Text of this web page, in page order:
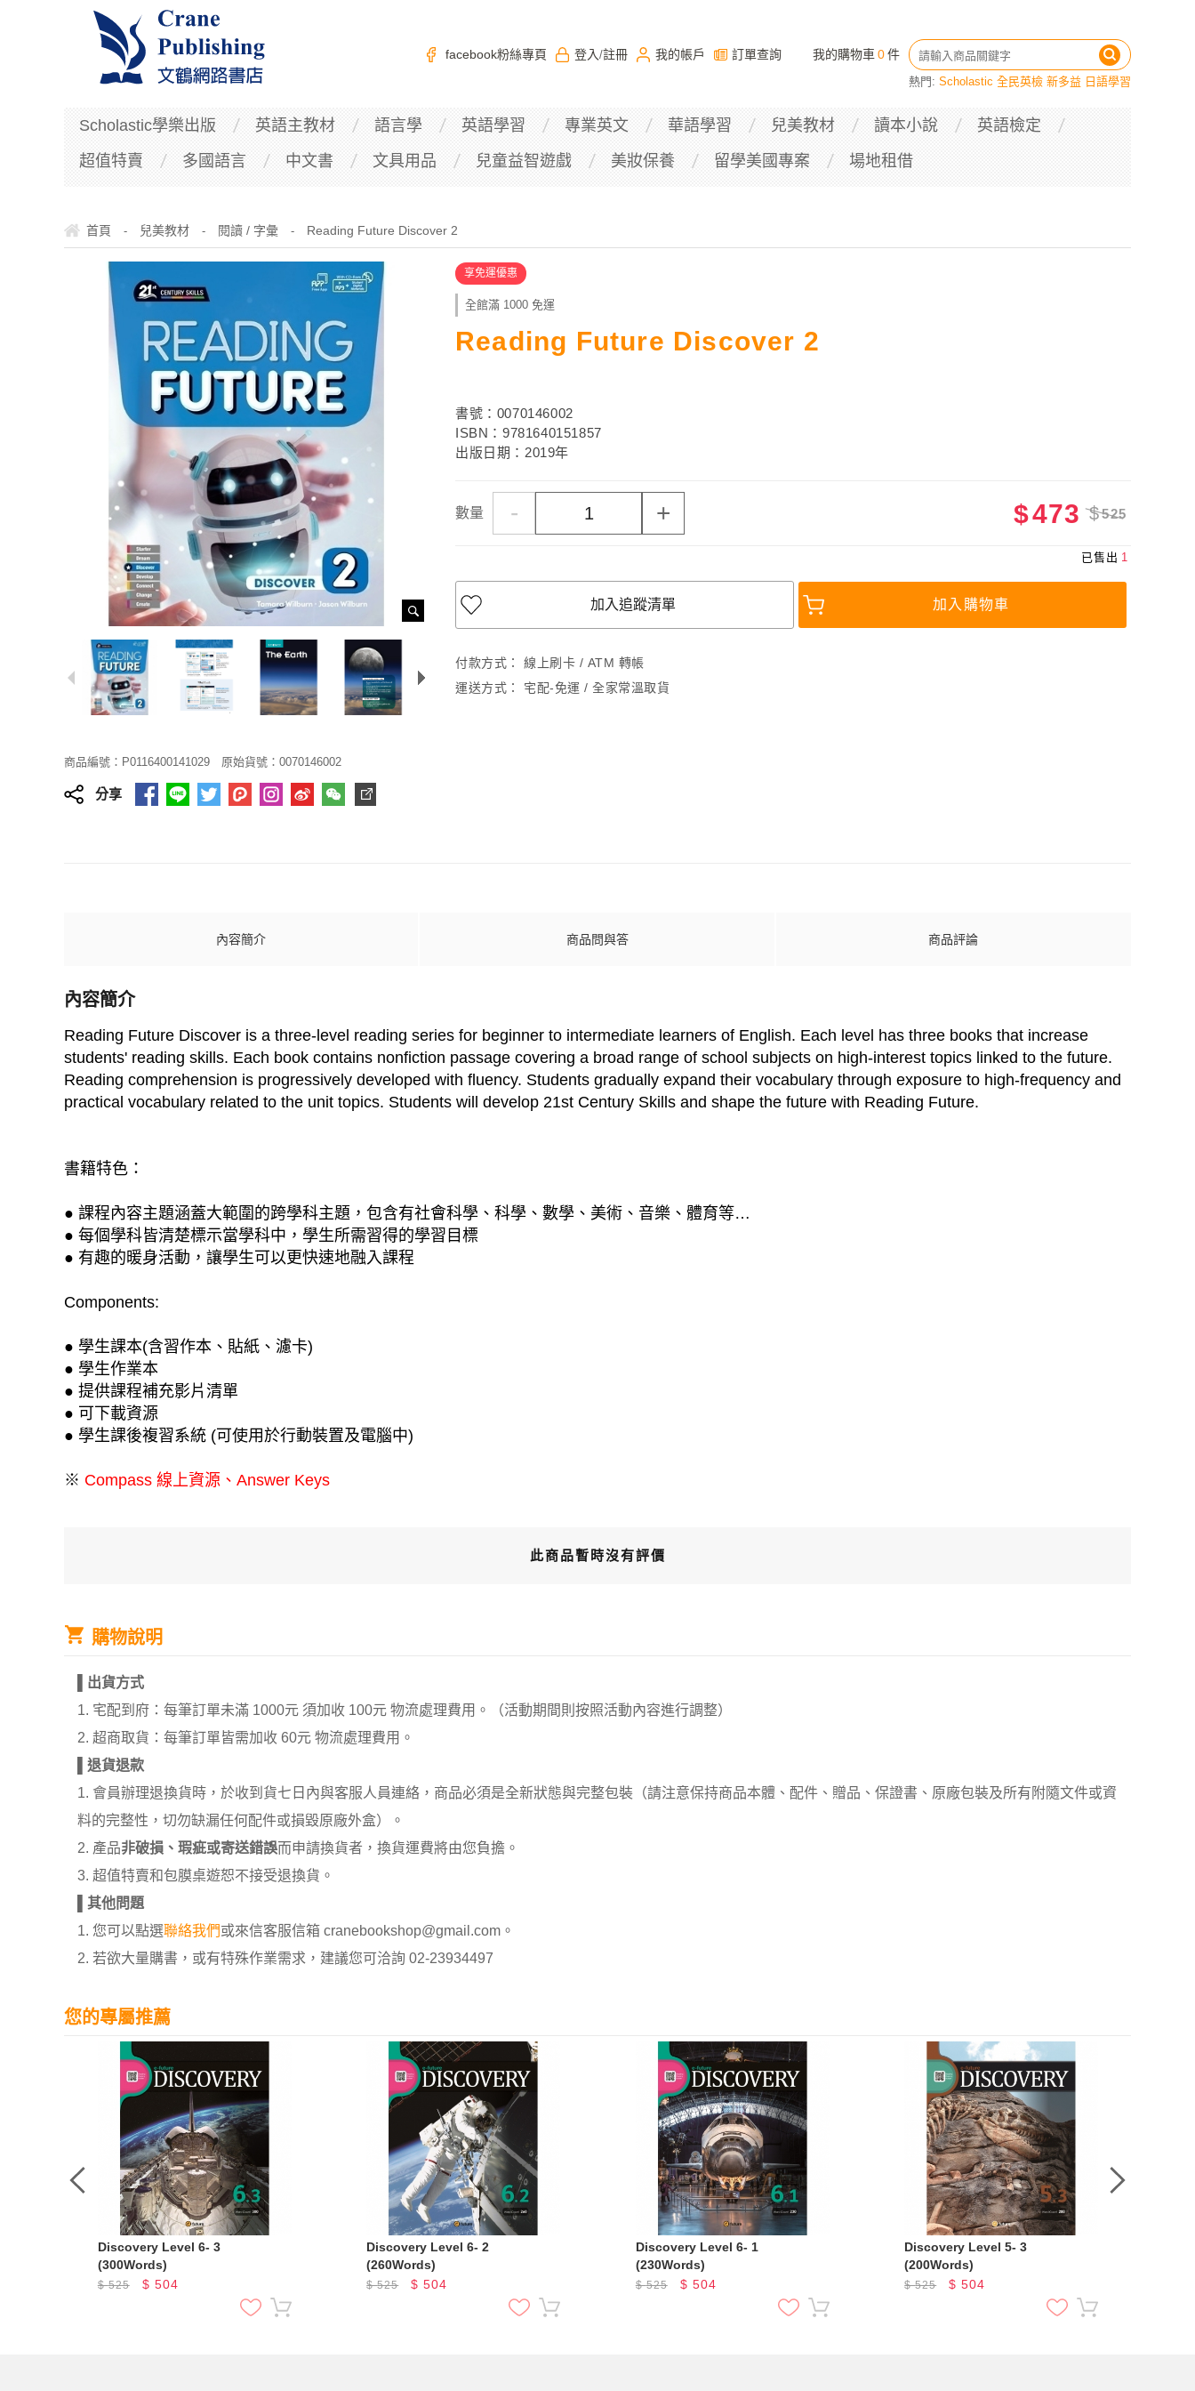
facebook粉絲專頁 登入 /註冊 我的帳戶 訂單查詢 我的購物車 0件
熱門: Scholastic 全民英檢 新多益 日語學習
Scholastic學樂出版 英語主教材 語言學 英語學習 專業英文 華語學習 兒美教材 讀本小說
英語檢定
超值特賣
多國語言 中文書 文具用品 兒童益智遊戲 美妝保養 留學美國專案 場地租借
首頁 - 兒美教材 - 閱讀 / 字彙 - Reading Future Discover 2
商品編號：P0116400141029 原始貨號：0070146002
分享
享免運優惠
全館滿 1000 免運
Reading Future Discover 2
書號：0070146002
ISBN：9781640151857
出版日期：2019年
數量 - + $473 $525
已售出 1
加入追蹤清單 加入購物車
付款方式：
線上刷卡 / ATM 轉帳
運送方式：
宅配-免運 / 全家常溫取貨
內容簡介 商品問與答 商品評論
內容簡介
Reading Future Discover is a three-level reading series for beginner to intermediate learners of English. Each level has three books that increase
students' reading skills. Each book contains nonfiction passage covering a broad range of school subjects on high-interest topics linked to the future.
Reading comprehension is progressively developed with fluency. Students gradually expand their vocabulary through exposure to high-frequency and
practical vocabulary related to the unit topics. Students will develop 21st Century Skills and shape the future with Reading Future.
書籍特色：
● 課程內容主題涵蓋大範圍的跨學科主題，包含有社會科學、科學、數學、美術、音樂、體育等…
● 每個學科皆清楚標示當學科中，學生所需習得的學習目標
● 有趣的暖身活動，讓學生可以更快速地融入課程
Components:
● 學生課本(含習作本、貼紙、濾卡)
● 學生作業本
● 提供課程補充影片清單
● 可下載資源
● 學生課後複習系統 (可使用於行動裝置及電腦中)
※ Compass 線上資源、Answer Keys
此商品暫時沒有評價
購物說明
出貨方式
1. 宅配到府：每筆訂單未滿 1000元 須加收 100元 物流處理費用。（活動期間則按照活動內容進行調整）
2. 超商取貨：每筆訂單皆需加收 60元 物流處理費用。
退貨退款
1. 會員辦理退換貨時，於收到貨七日內與客服人員連絡，商品必須是全新狀態與完整包裝（請注意保持商品本體、配件、贈品、保證書、原廠包裝及所有附隨文件或資
料的完整性，切勿缺漏任何配件或損毀原廠外盒）。
2. 產品非破損、瑕疵或寄送錯誤而申請換貨者，換貨運費將由您負擔。
3. 超值特賣和包膜桌遊恕不接受退換貨。
其他問題
1. 您可以點選聯絡我們或來信客服信箱 cranebookshop@gmail.com。
2. 若欲大量購書，或有特殊作業需求，建議您可洽詢 02-23934497
您的專屬推薦
Discovery Level 6- 3
(300Words)
$525 $ 504
Discovery Level 6- 2
(260Words)
$525 $504
Discovery Level 6- 1
(230Words)
$525 $ 504
Discovery Level 5- 3
(200Words)
$525 $504